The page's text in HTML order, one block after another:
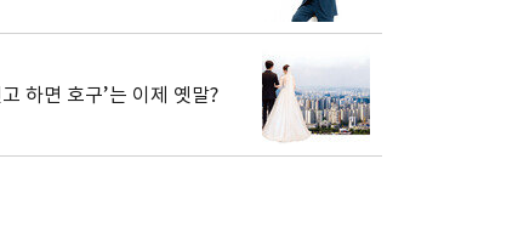
하면 호구’는 이제 옛말?